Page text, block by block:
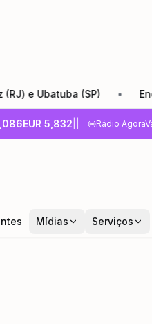
Ubatuba (SP) •
EUR 5,832 Rádio
Mídias Serviços